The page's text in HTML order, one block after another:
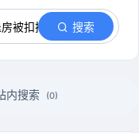
搜索
内搜索 (0)